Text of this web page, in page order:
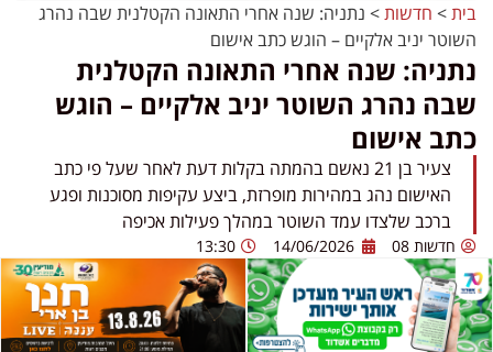
בית> חדשות> נתניה: שנה אחרי התאונה הקטלנית שבה נהרג
השוטר יניב אלקיים – הוגש כתב אישום
נתניה: שנה אחרי התאונה הקטלנית
שבה נהרג השוטר יניב אלקיים – הוגש
כתב אישום
צעיר בן 21 נאשם בהמתה בקלות דעת לאחר שעל פי כתב
האישום נהג במהירות מופרזת, ביצע עקיפות מסוכנות ופגע
ברכב שלצדו עמד השוטר במהלך פעילות אכיפה
חדשות 08 14/06/2026
13:30